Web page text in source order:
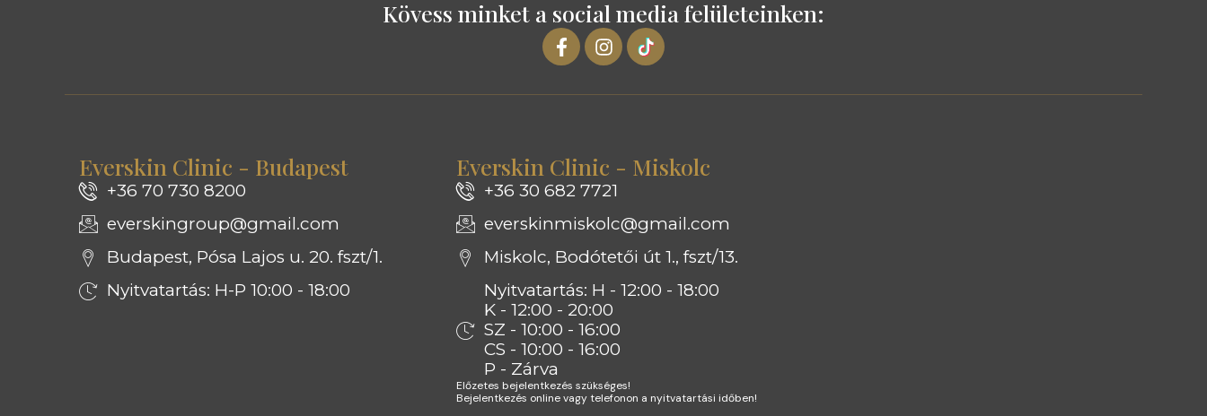
Kövess minket a social media felületeinken:
Everskin Clinic - Budapest
+36 70 730 8200
everskingroup@gmail.com
Budapest, Pósa Lajos u. 20. fszt/1.
Nyitvatartás: H-P 10:00 - 18:00
Everskin Clinic - Miskolc
+36 30 682 7721
everskinmiskolc@gmail.com
Miskolc, Bodótetői út 1., fszt/13.
Nyitvatartás: H - 12:00 - 18:00
K - 12:00 - 20:00
SZ - 10:00 - 16:00
CS - 10:00 - 16:00
P - Zárva
Előzetes bejelentkezés szükséges!
Bejelentkezés online vagy telefonon a nyitvatartási időben!